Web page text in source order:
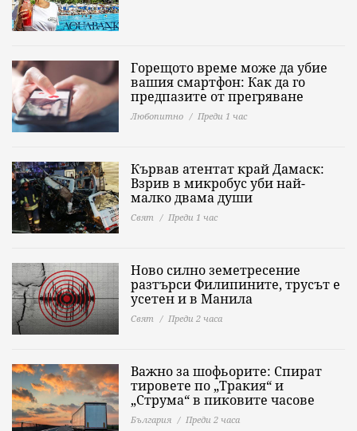
Горещото време може да убие
вашия смартфон: Как да го
предпазите от прегряване
Любопитно Преди 1 час
Кървав атентат край Дамаск:
Взрив в микробус уби най-
малко двама души
Свят Преди 1 час
Ново силно земетресение
разтърси Филипините, трусът е
усетен и в Манила
Свят Преди 2 часа
Важно за шофьорите: Спират
тировете по „Тракия“ и
„Струма“ в пиковите часове
България Преди 2 часа